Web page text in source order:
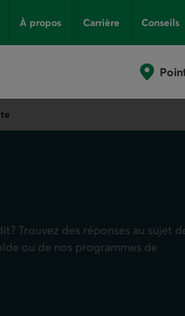
À propos Carrière Conseils
Trouvez des réponses au sujet
ou de nos programmes de